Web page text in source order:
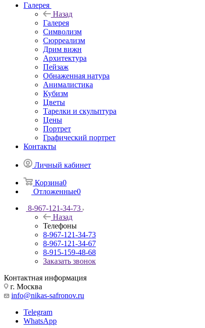
Галерея
Назад
Галерея
Символизм
Сюрреализм
Дрим вижн
Архитектура
Пейзаж
Обнаженная натура
Анималистика
Кубизм
Цветы
Тарелки и скульптура
Цены
Портрет
Графический портрет
Контакты
Личный кабинет
Корзина0
Отложенные0
8-967-121-34-73
Назад
Телефоны
8-967-121-34-73
8-967-121-34-67
8-915-159-48-68
Заказать звонок
Контактная информация
г. Москва
info@nikas-safronov.ru
Telegram
WhatsApp